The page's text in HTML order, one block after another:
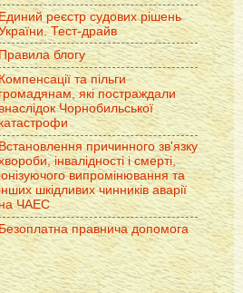
реєстр судових рішень
Тест-драйв
Правила блогу
Компенсації та пільги
які постраждали
внаслідок Чорнобильської
причинного зв'язку
інвалідності і смерті,
випромінювання та
шкідливих чинників аварії
ЧАЕС
правнича допомога